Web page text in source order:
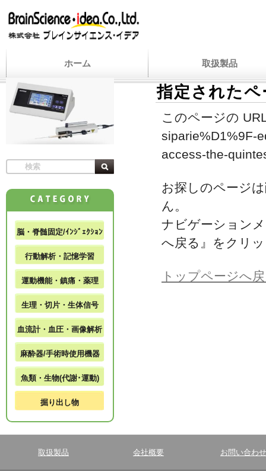
ホーム 取扱製品
指定された
このページの
siparie%D1%9F-
access-the-
お探しのページ
ん。
ナビゲーション
へ戻る』をクリ
トップページへ
脳・脊髄固定/ｲﾝｼﾞｪｸｼｮﾝ
行動解析・記憶学習
運動機能・鎮痛・薬理
生理・切片・生体信号
血流計・血圧・画像解析
麻酔器/手術時使用機器
魚類・生物(代謝･運動)
掘り出し物
取扱製品 会社概要 お問い合わせ